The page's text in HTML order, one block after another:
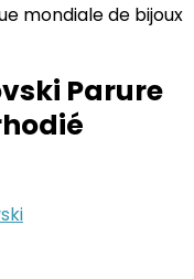
mondiale de bijoux
Parure